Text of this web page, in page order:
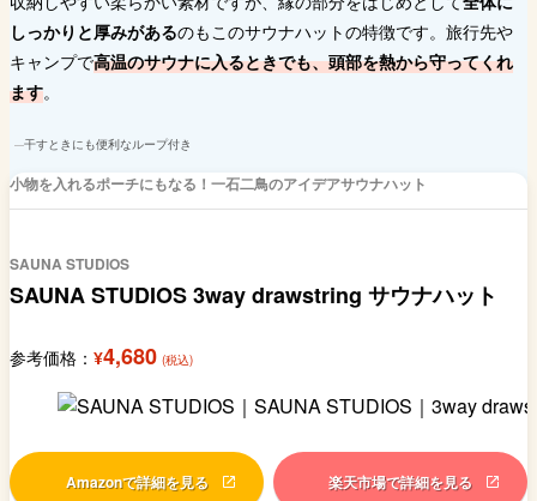
しっかりと厚みがあるのもこのサウナハットの特徴です。旅行先や
キャンプで高温のサウナに入るときでも、頭部を熱から守ってくれ
ます。
干すときにも便利なループ付き
小物を入れるポーチにもなる！一石二鳥のアイデアサウナハット
SAUNA STUDIOS
SAUNA STUDIOS 3way drawstring サウナハット
参考価格： ¥4,680 (税込)
Amazonで詳細を見る 楽天市場で詳細を見る